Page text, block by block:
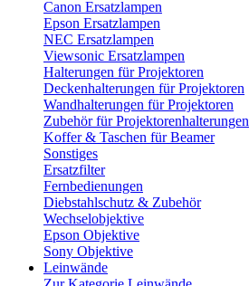
Canon Ersatzlampen
Epson Ersatzlampen
NEC Ersatzlampen
Viewsonic Ersatzlampen
Halterungen für Projektoren
Deckenhalterungen für Projektoren
Wandhalterungen für Projektoren
Zubehör für Projektorenhalterungen
Koffer & Taschen für Beamer
Sonstiges
Ersatzfilter
Fernbedienungen
Diebstahlschutz & Zubehör
Wechselobjektive
Epson Objektive
Sony Objektive
Leinwände